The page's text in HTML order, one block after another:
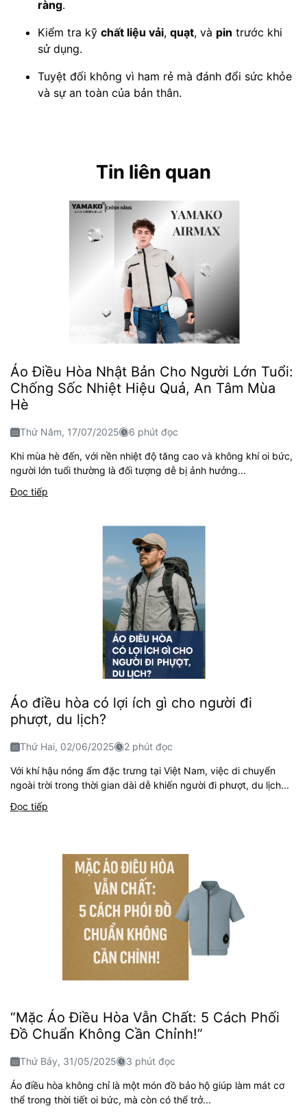
ràng.
Kiểm tra kỹ chất liệu vải, quạt, và pin trước khi
sử dụng.
Tuyệt đối không vì ham rẻ mà đánh đổi sức khỏe
và sự an toàn của bản thân.
Tin liên quan
Áo Điều Hòa Nhật Bản Cho Người Lớn Tuổi:
Chống Sốc Nhiệt Hiệu Quả, An Tâm Mùa
Hè
Thứ Năm, 17/07/2025 6 phút đọc
Khi mùa hè đến, với nền nhiệt độ tăng cao và không khí oi bức,
người lớn tuổi thường là đối tượng dễ bị ảnh hưởng...
Đọc tiếp
Áo điều hòa có lợi ích gì cho người đi
phượt, du lịch?
Thứ Hai, 02/06/2025 2 phút đọc
Với khí hậu nóng ẩm đặc trưng tại Việt Nam, việc di chuyển
ngoài trời trong thời gian dài dễ khiến người đi phượt, du lịch...
Đọc tiếp
“Mặc Áo Điều Hòa Vẫn Chất: 5 Cách Phối
Đồ Chuẩn Không Cần Chỉnh!”
Thứ Bảy, 31/05/2025 3 phút đọc
Áo điều hòa không chỉ là một món đồ bảo hộ giúp làm mát cơ
thể trong thời tiết oi bức, mà còn có thể trở...